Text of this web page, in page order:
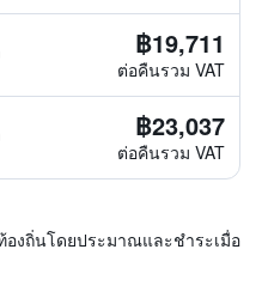
฿19,711
ต่อคืนรวม VAT
฿23,037
ต่อคืนรวม VAT
งถิ่นโดยประมาณและชำระเมื่อ